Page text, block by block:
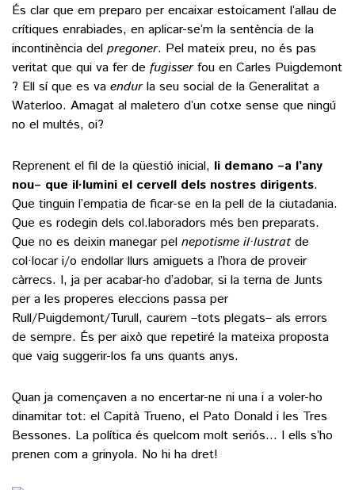
És clar que em preparo per encaixar estoicament l’allau de
crítiques enrabiades, en aplicar-se’m la sentència de la
incontinència delpregoner. Pel mateix preu, no és pas
veritat que qui va fer de fugisserfou en Carles Puigdemont
? Ell sí que es va endurla seu social de la Generalitat a
Waterloo. Amagat al maletero d’un cotxe sense que ningú
no el multés, oi?
Reprenent el fil de la qüestió inicial, li demano –a l’any
nou– que il·lumini el cervell dels nostres dirigents.
Que tinguin l’empatia de ficar-se en la pell de la ciutadania.
Que es rodegin dels col.laboradors més ben preparats.
Que no es deixin manegar pel nepotisme il·lustrat de
col·locar i/o endollar llurs amiguets a l’hora de proveir
càrrecs. I, ja per acabar-ho d’adobar, si la terna de Junts
per a les properes eleccions passa per
Rull/Puigdemont/Turull, caurem –tots plegats– als errors
de sempre. És per això que repetiré la mateixa proposta
que vaig suggerir-los fa uns quants anys.
Quan ja començaven a no encertar-ne ni una i a voler-ho
dinamitar tot: el Capità Trueno, el Pato Donald i les Tres
Bessones. La política és quelcom molt seriós… I ells s’ho
prenen com a grinyola. No hi ha dret!